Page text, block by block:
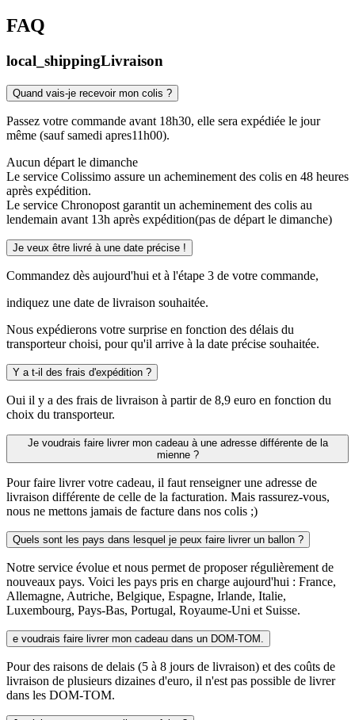
FAQ
local_shippingLivraison
Quand vais-je recevoir mon colis ?
Passez votre commande avant 18h30, elle sera expédiée le jour
même (sauf samedi apres11h00).
Aucun départ le dimanche
Le service Colissimo assure un acheminement des colis en 48 heures
après expédition.
Le service Chronopost garantit un acheminement des colis au
lendemain avant 13h après expédition(pas de départ le dimanche)
Je veux être livré à une date précise !
Commandez dès aujourd'hui et à l'étape 3 de votre commande,
indiquez une date de livraison souhaitée.
Nous expédierons votre surprise en fonction des délais du
transporteur choisi, pour qu'il arrive à la date précise souhaitée.
Y a t-il des frais d'expédition ?
Oui il y a des frais de livraison à partir de 8,9 euro en fonction du
choix du transporteur.
Je voudrais faire livrer mon cadeau à une adresse différente de la
mienne ?
Pour faire livrer votre cadeau, il faut renseigner une adresse de
livraison différente de celle de la facturation. Mais rassurez-vous,
nous ne mettons jamais de facture dans nos colis ;)
Quels sont les pays dans lesquel je peux faire livrer un ballon ?
Notre service évolue et nous permet de proposer régulièrement de
nouveaux pays. Voici les pays pris en charge aujourd'hui : France,
Allemagne, Autriche, Belgique, Espagne, Irlande, Italie,
Luxembourg, Pays-Bas, Portugal, Royaume-Uni et Suisse.
e voudrais faire livrer mon cadeau dans un DOM-TOM.
Pour des raisons de delais (5 à 8 jours de livraison) et des coûts de
livraison de plusieurs dizaines d'euro, il n'est pas possible de livrer
dans les DOM-TOM.